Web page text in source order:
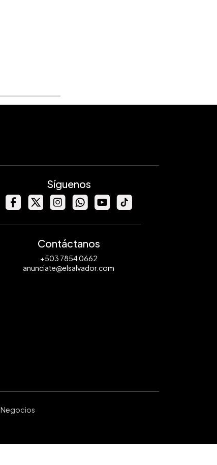
Síguenos
Contáctanos
+503 7854 0662
anunciate@elsalvador.com
Negocios